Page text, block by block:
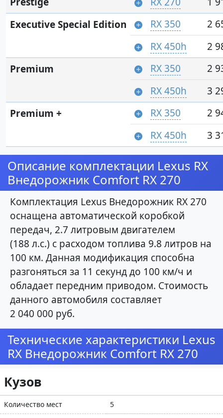
Executive Special Edition
RX 350
2
RX 450h
2
Premium
RX 350
2
RX 450h
3
Premium +
RX 350
2
RX 450h
3
Описание комплектации Lexus RX
Внедорожник Comfort RX 270
Комплектация Lexus Внедорожник RX 270
оснащена автоматической коробкой
передач, 2.7 литровым двигателем
(188 л.с.) с расходом топлива 9.8 литров на
100 км. Данная модификация способна
разгоняться за 11 секунд до 100 км/ч и
обладает передним приводом. Стоимость
данного автомобиля составляет
2 040 000 руб.
Технические характеристики Lexus
RX Внедорожник Comfort RX 270
Кузов
Количество мест 5